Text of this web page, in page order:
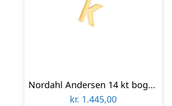
Nordahl Andersen 14 kt bogstav K
kr. 1.445,00